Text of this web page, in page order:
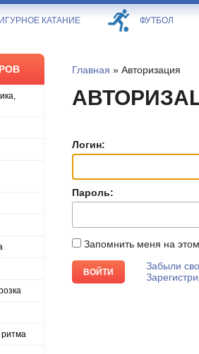
КАТАНИЕ ФУТБОЛ
ритма
Главная » Авторизация
Логин:
Пароль:
Запомнить меня на
Забыли